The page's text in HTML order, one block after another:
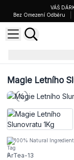
VÁŠ
Bez Omezení Odběru
Magie Letního
100% Natural
ArTea-13